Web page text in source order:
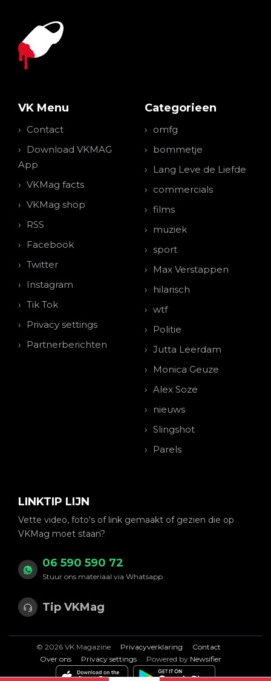
VK Menu
Contact
Download VKMAG
App
VKMag facts
VKMag shop
RSS
Facebook
Twitter
Instagram
Tik Tok
Privacy settings
Partnerberichten
Categorieen
omfg
bommetje
Lang Leve de Liefde
commercials
films
muziek
sport
Max Verstappen
hilarisch
wtf
Politie
Jutta Leerdam
Monica Geuze
Alex Soze
nieuws
Slingshot
Parels
LINKTIP LIJN
Vette video, foto's of link gemaakt of gezien die op
VKMag moet staan?
06 590 590 72
Stuur ons materiaal via Whatsapp
Tip VKMag
© 2026 VK Magazine Privacyverklaring
Contact
Over ons
Privacy settings Powered by Newsifier